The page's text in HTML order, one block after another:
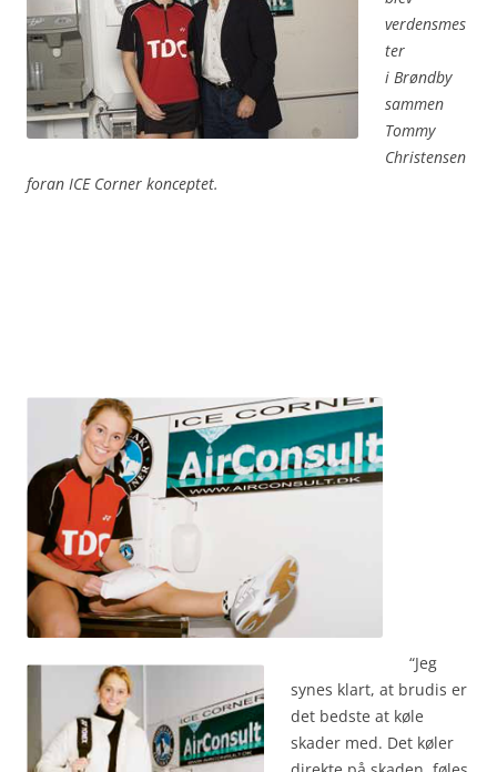
verdensmes
ter
i Brøndby
sammen
Tommy
Christensen
foran ICE Corner konceptet.
“Jeg
synes klart, at brudis er
det bedste at køle
skader med. Det køler